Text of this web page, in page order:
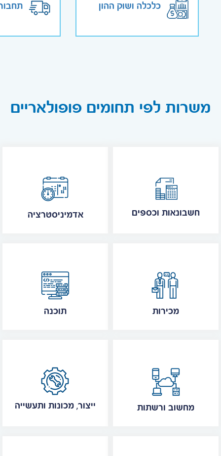
כלכלה ושוק ההון
משרות לפי תחומים פופולאריים
אדמיניסטרציה חשבונאות וכספים
תוכנה מכירות
ייצור, מכונות ותעשייה מחשוב ורשתות